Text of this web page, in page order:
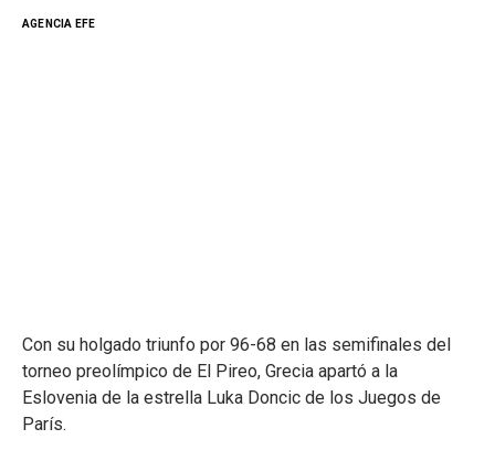
AGENCIA EFE
Con su holgado triunfo por 96-68 en las semifinales del
torneo preolímpico de El Pireo, Grecia apartó a la
Eslovenia de la estrella Luka Doncic de los Juegos de
París.